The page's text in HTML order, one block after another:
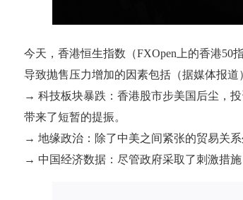
今天，香港恒生指数（FXOpen上的香港50
导致抛售压力增加的因素包括（据媒体报道
→ 科技板块暴跌：香港股市步美国后尘，
带来了短暂的提振。
→ 地缘政治：除了中美之间紧张的贸易关
→ 中国经济数据：尽管政府采取了刺激措施